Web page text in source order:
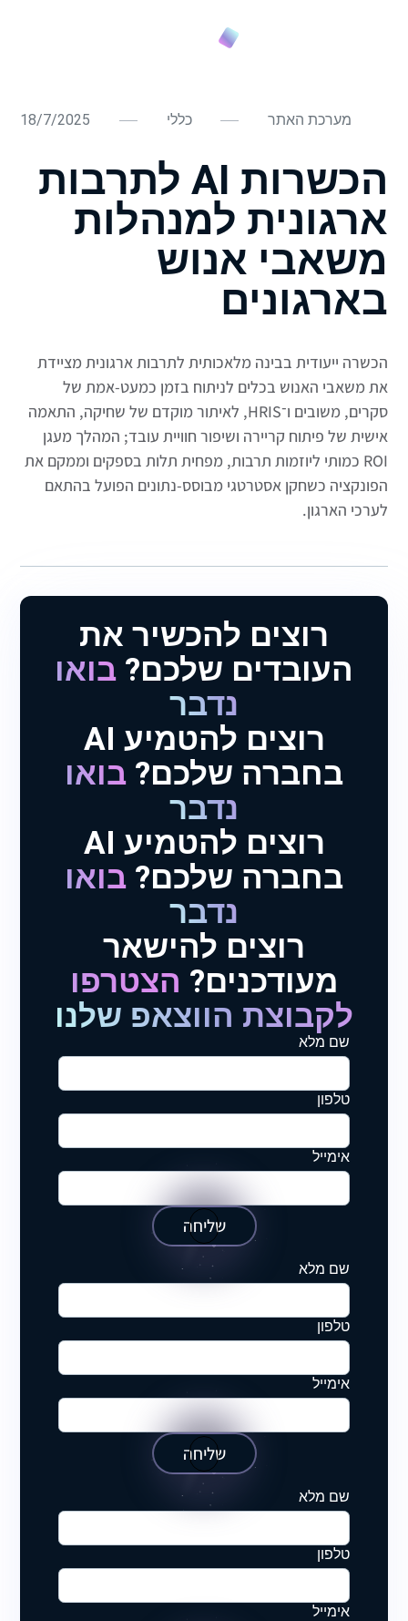
מערכת האתר כללי 18/7/2025
הכשרות AI לתרבות
ארגונית למנהלות
משאבי אנוש
בארגונים
הכשרה ייעודית בבינה מלאכותית לתרבות ארגונית מציידת
את משאבי האנוש בכלים לניתוח בזמן כמעט-אמת של
סקרים, משובים ו־HRIS, לאיתור מוקדם של שחיקה, התאמה
אישית של פיתוח קריירה ושיפור חוויית עובד; המהלך מעגן
ROI כמותי ליוזמות תרבות, מפחית תלות בספקים וממקם את
הפונקציה כשחקן אסטרטגי מבוסס-נתונים הפועל בהתאם
לערכי הארגון.
רוצים להכשיר את
העובדים שלכם? בואו
נדבר
רוצים להטמיע AI
בחברה שלכם? בואו
נדבר
רוצים להטמיע AI
בחברה שלכם? בואו
נדבר
רוצים להישאר
מעודכנים? הצטרפו
לקבוצת הווצאפ שלנו
שם מלא
טלפון
אימייל
שליחה
שם מלא
טלפון
אימייל
שליחה
שם מלא
טלפון
אימייל